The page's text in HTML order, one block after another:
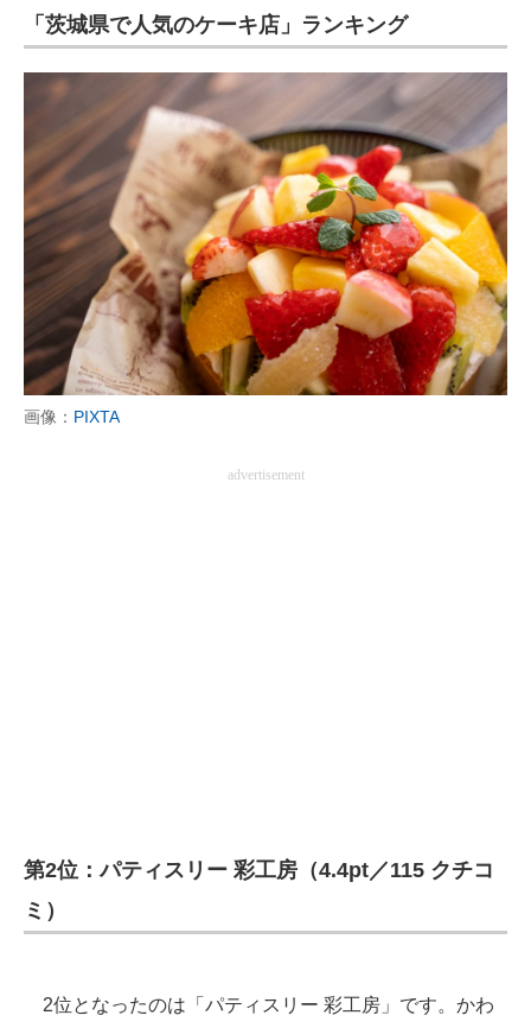
エレクトロニクス専門サイト
エネルギーの専門メディア
建設×テクノロジーの最前線
ちょっと気になるネットの話題
「茨城県で人気のケーキ店」ランキング
画像： PIXTA
advertisement
第2位：パティスリー 彩工房（4.4pt／115 クチコ
ミ）
2位となったのは「パティスリー 彩工房」です。かわ